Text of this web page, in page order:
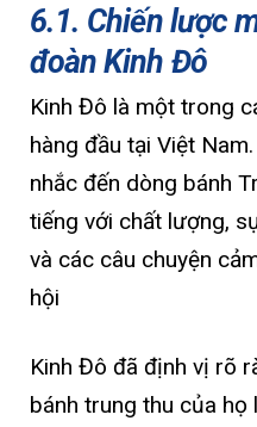
6.1. Chiến lược
đoàn Kinh Đô
Kinh Đô là một trong
hàng đầu tại Việt
nhắc đến dòng bánh
tiếng với chất lượng,
và các câu chuyện
hội
Kinh Đô đã định vị rõ
bánh trung thu của họ